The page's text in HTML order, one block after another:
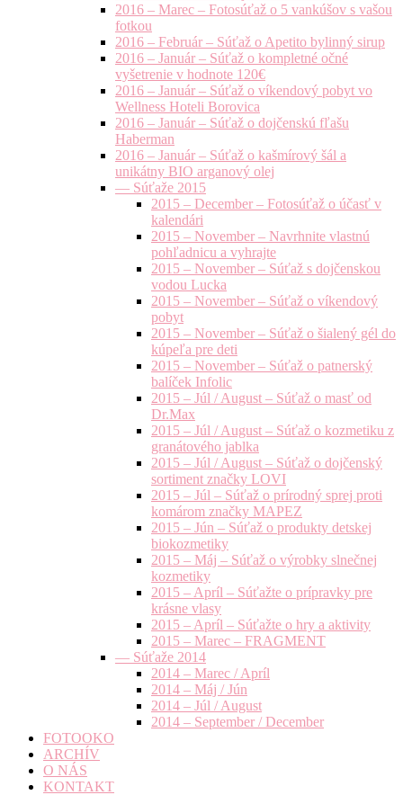
2016 – Marec – Fotosúťaž o 5 vankúšov s vašou
fotkou
2016 – Február – Súťaž o Apetito bylinný sirup
2016 – Január – Súťaž o kompletné očné
vyšetrenie v hodnote 120€
2016 – Január – Súťaž o víkendový pobyt vo
Wellness Hoteli Borovica
2016 – Január – Súťaž o dojčenskú fľašu
Haberman
2016 – Január – Súťaž o kašmírový šál a
unikátny BIO arganový olej
— Súťaže 2015
2015 – December – Fotosúťaž o účasť v
kalendári
2015 – November – Navrhnite vlastnú
pohľadnicu a vyhrajte
2015 – November – Súťaž s dojčenskou
vodou Lucka
2015 – November – Súťaž o víkendový
pobyt
2015 – November – Súťaž o šialený gél do
kúpeľa pre deti
2015 – November – Súťaž o patnerský
balíček Infolic
2015 – Júl / August – Súťaž o masť od
Dr.Max
2015 – Júl / August – Súťaž o kozmetiku z
granátového jablka
2015 – Júl / August – Súťaž o dojčenský
sortiment značky LOVI
2015 – Júl – Súťaž o prírodný sprej proti
komárom značky MAPEZ
2015 – Jún – Súťaž o produkty detskej
biokozmetiky
2015 – Máj – Súťaž o výrobky slnečnej
kozmetiky
2015 – Apríl – Súťažte o prípravky pre
krásne vlasy
2015 – Apríl – Súťažte o hry a aktivity
2015 – Marec – FRAGMENT
— Súťaže 2014
2014 – Marec / Apríl
2014 – Máj / Jún
2014 – Júl / August
2014 – September / December
FOTOOKO
ARCHÍV
O NÁS
KONTAKT